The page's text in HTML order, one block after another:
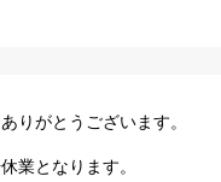
りがとうございます。
業となります。